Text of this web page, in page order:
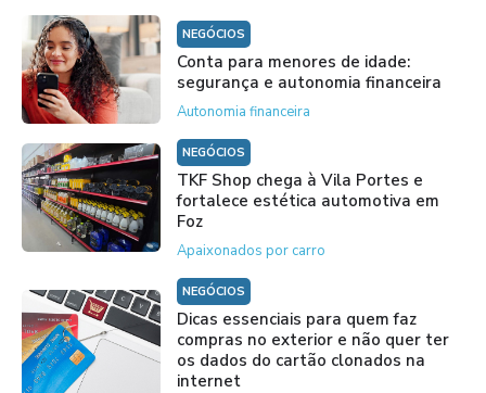
NEGÓCIOS
Conta para menores de idade:
segurança e autonomia financeira
Autonomia financeira
NEGÓCIOS
TKF Shop chega à Vila Portes e
fortalece estética automotiva em
Foz
Apaixonados por carro
NEGÓCIOS
Dicas essenciais para quem faz
compras no exterior e não quer ter
os dados do cartão clonados na
internet